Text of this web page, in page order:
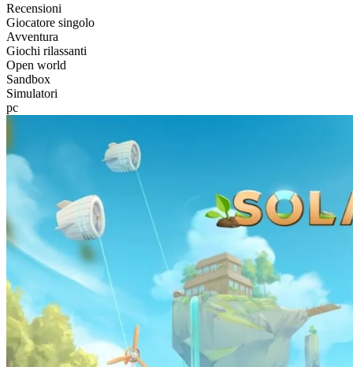
Recensioni
Giocatore singolo
Avventura
Giochi rilassanti
Open world
Sandbox
Simulatori
pc